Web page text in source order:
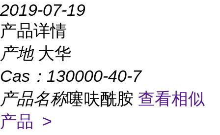
2019-07-19
产品详情
产地 大华
Cas： 130000-40-7
产品名称噻呋酰胺 查看相似
产品 >